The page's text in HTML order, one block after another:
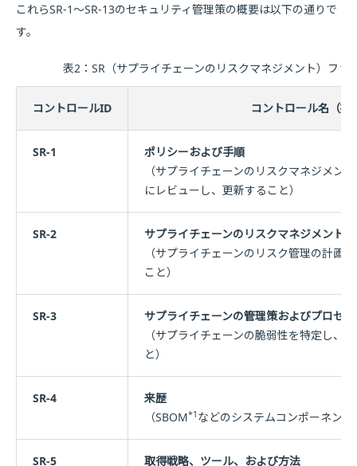
これらSR-1～SR-13のセキュリティ管理策の概要は以下の通りで
す。
表2：SR（サプライチェーンのリスクマネジメント）ファ
コントロールID コントロール名（括
SR-1
ポリシーおよび手順
（サプライチェーンのリスクマネジメン
にレビューし、更新すること）
SR-2
サプライチェーンのリスクマネジメント
（サプライチェーンのリスク管理の計画
こと）
SR-3
サプライチェーンの管理策およびプロセス
（サプライチェーンの脆弱性を特定し、
と）
SR-4
来歴
（SBOM*1 などのシステムコンポーネン
SR-5
取得戦略、ツール、および方法